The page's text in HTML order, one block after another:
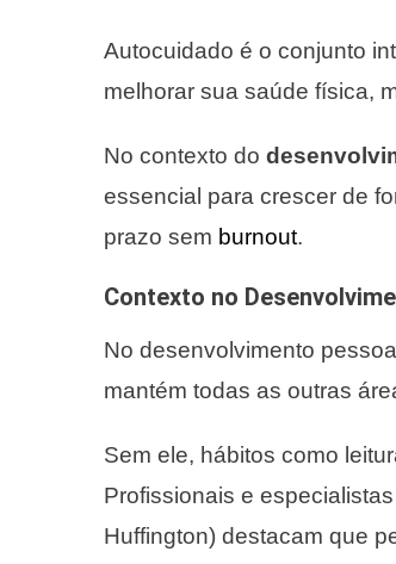
Autocuidado é o conjunto
melhorar sua saúde física,
No contexto do
essencial para crescer de
prazo sem burnout.
Contexto no
No desenvolvimento
mantém todas as outras
Sem ele, hábitos como
Profissionais e
Huffington) destacam que